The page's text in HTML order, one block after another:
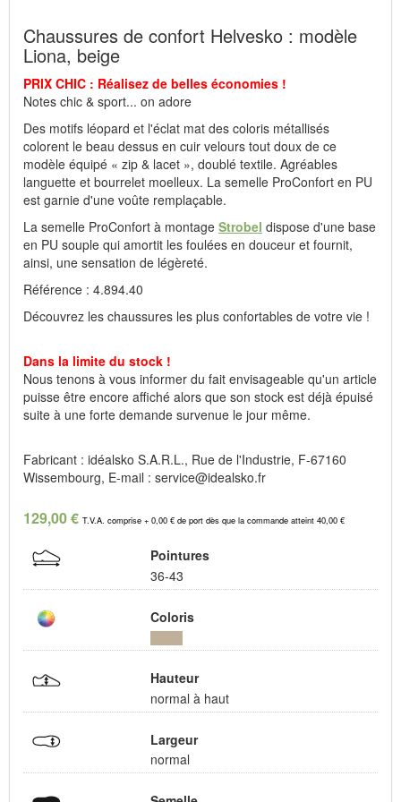
Chaussures de confort Helvesko : modèle
Liona, beige
PRIX CHIC : Réalisez de belles économies !
Notes chic & sport... on adore
Des motifs léopard et l'éclat mat des coloris métallisés
colorent le beau dessus en cuir velours tout doux de ce
modèle équipé « zip & lacet », doublé textile. Agréables
languette et bourrelet moelleux. La semelle ProConfort en PU
est garnie d'une voûte remplaçable.
La semelle ProConfort à montage Strobel dispose d'une base
en PU souple qui amortit les foulées en douceur et fournit,
ainsi, une sensation de légèreté.
Référence : 4.894.40
Découvrez les chaussures les plus confortables de votre vie !
Dans la limite du stock !
Nous tenons à vous informer du fait envisageable qu'un article
puisse être encore affiché alors que son stock est déjà épuisé
suite à une forte demande survenue le jour même.
Fabricant : idéalsko S.A.R.L., Rue de l'Industrie, F-67160
Wissembourg, E-mail : service@idealsko.fr
129,00 € T.V.A. comprise + 0,00 € de port dès que la commande atteint 40,00 €
Pointures
36-43
Coloris
Hauteur
normal à haut
Largeur
normal